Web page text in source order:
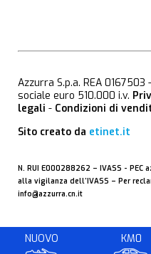
NUOVO KM0
Azzurra S.p.a. REA
sociale euro 510.000 i.v.
legali - Condizioni di
Sito creato da etinet.it
N. RUI E000288262 – IVASS - PEC
alla vigilanza dell’IVASS – Per
info@azzurra.cn.it